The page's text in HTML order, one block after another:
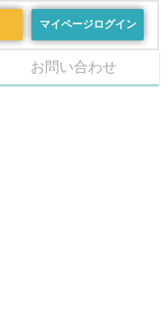
マイページログイン
お問い合わせ